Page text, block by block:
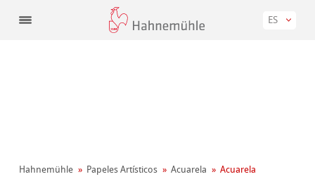
ES
Hahnemühle Papeles Artísticos Acuarela Acuarela